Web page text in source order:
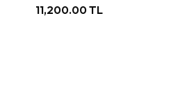
11,200.00 TL